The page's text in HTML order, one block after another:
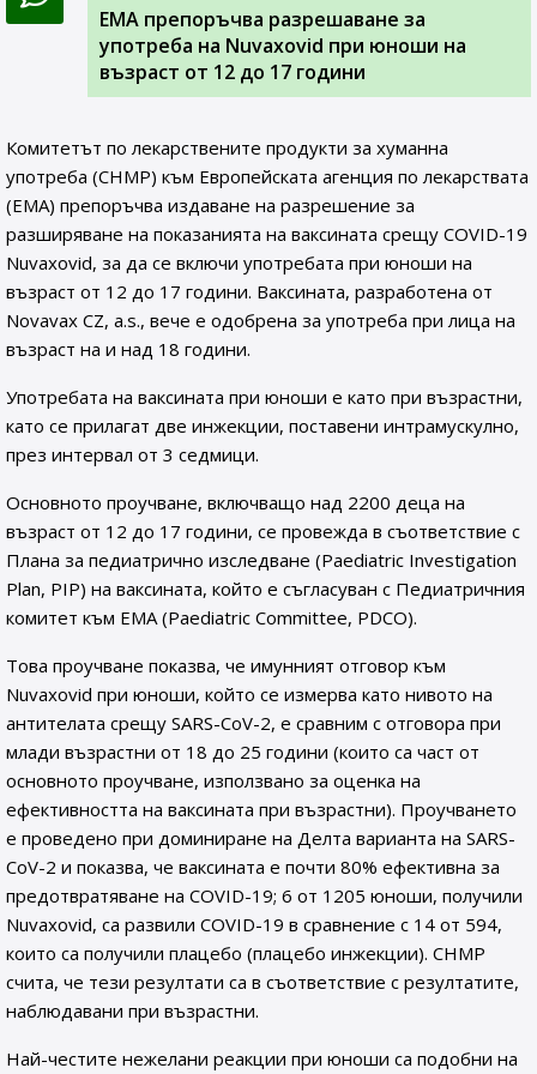
ЕМА препоръчва разрешаване за
употреба на Nuvaxovid при юноши на
възраст от 12 до 17 години
Комитетът по лекарствените продукти за хуманна
употреба (CHMP) към Европейската агенция по лекарствата
(EMA) препоръчва издаване на разрешение за
разширяване на показанията на ваксината срещу COVID-19
Nuvaxovid, за да се включи употребата при юноши на
възраст от 12 до 17 години. Ваксината, разработена от
Novavax CZ, a.s., вече е одобрена за употреба при лица на
възраст на и над 18 години.
Употребата на ваксината при юноши е като при възрастни,
като се прилагат две инжекции, поставени интрамускулно,
през интервал от 3 седмици.
Основното проучване, включващо над 2200 деца на
възраст от 12 до 17 години, се провежда в съответствие с
Плана за педиатрично изследване (Paediatric Investigation
Plan, PIP) на ваксината, който е съгласуван с Педиатричния
комитет към EMA (Paediatric Committee, PDCO).
Това проучване показва, че имунният отговор към
Nuvaxovid при юноши, който се измерва като нивото на
антителата срещу SARS-CoV-2, е сравним с отговора при
млади възрастни от 18 до 25 години (които са част от
основното проучване, използвано за оценка на
ефективността на ваксината при възрастни). Проучването
е проведено при доминиране на Делта варианта на SARS-
CoV-2 и показва, че ваксината е почти 80% ефективна за
предотвратяване на COVID-19; 6 от 1205 юноши, получили
Nuvaxovid, са развили COVID-19 в сравнение с 14 от 594,
които са получили плацебо (плацебо инжекции). CHMP
счита, че тези резултати са в съответствие с резултатите,
наблюдавани при възрастни.
Най-честите нежелани реакции при юноши са подобни на